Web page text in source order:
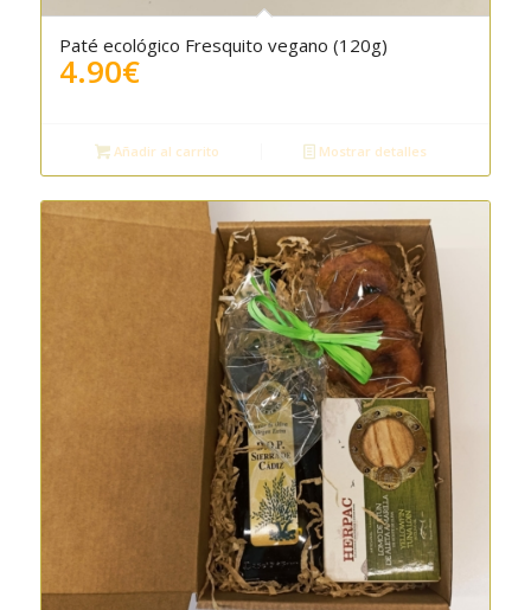
Paté ecológico Fresquito vegano (120g)
4.90€
Añadir al carrito Mostrar detalles